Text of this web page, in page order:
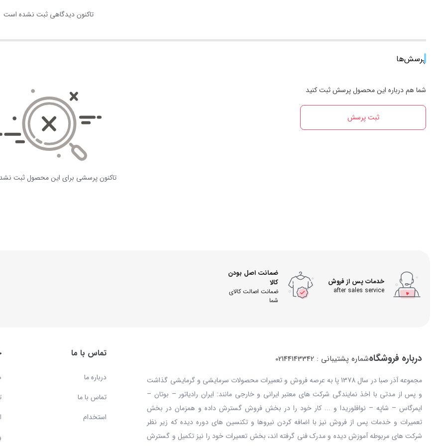
تاکنون دیدگاهی ثبت نشده است
پرسش‌ها
شما هم درباره این محصول پرسش ثبت کنید
ثبت پرسش
تاکنون پرسشی برای این محصول ثبت
خدمات پس از فروش
after sales service
ضمانت اصل بودن
کالا
ضمانت اصالت کالای
شما
درباره فروشگاهشماره پشتیبانی : 02144143342
مجموعه آذر صبا در سال 1378 پا به عرصه فروش و تعمیرات محصولات سرمایشی و گرمایشی گذاشت
و پس از مدتی با اخذ نمایندگی شرکت های معتبر ایرانی و خارجی مانند: ایران رادیاتور – بوتان –
ایمرگاس – شاپه – نوافلوریدا و ... کار خود را در بخش فروش گسترش داده و همزمان در بخش
تعمیرات و خدمات پس از فروش نیز با اضافه کردن نیروها و تکنسین های دوره دیده که زیر نظر
شرکت های مربوطه آموزش دیده و مدرک فنی گرفته اند، بخش تعمیرات خود را نیز تکمیل و گسترش
تماس با ما
درباره ما
تماس با ما
استخدام